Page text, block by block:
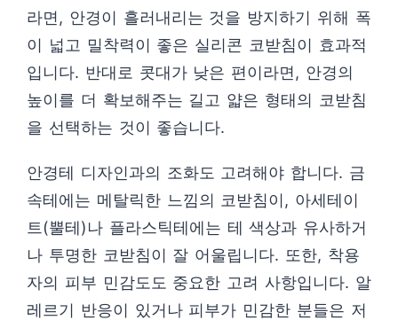
라면, 안경이 흘러내리는 것을 방지하기 위해 폭
이 넓고 밀착력이 좋은 실리콘 코받침이 효과적
입니다. 반대로 콧대가 낮은 편이라면, 안경의
높이를 더 확보해주는 길고 얇은 형태의 코받침
을 선택하는 것이 좋습니다.
안경테 디자인과의 조화도 고려해야 합니다. 금
속테에는 메탈릭한 느낌의 코받침이, 아세테이
트(뿔테)나 플라스틱테에는 테 색상과 유사하거
나 투명한 코받침이 잘 어울립니다. 또한, 착용
자의 피부 민감도도 중요한 고려 사항입니다. 알
레르기 반응이 있거나 피부가 민감한 분들은 저